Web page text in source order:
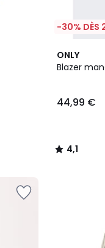
-30% DÈS
ONLY
Blazer
44,99 €
4,1
/ 5
2
Couleurs
4,1
/